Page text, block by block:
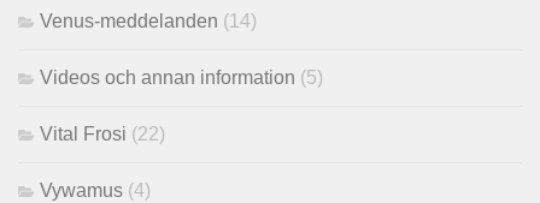
Venus-meddelanden (14)
Videos och annan information (5)
Vital Frosi (22)
Vywamus (4)